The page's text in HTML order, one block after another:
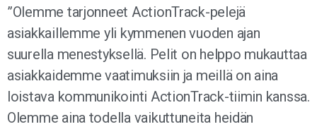
”Olemme tarjonneet ActionTrack-pelejä
asiakkaillemme yli kymmenen vuoden ajan
suurella menestyksellä. Pelit on helppo mukauttaa
asiakkaidemme vaatimuksiin ja meillä on aina
loistava kommunikointi ActionTrack-tiimin kanssa.
Olemme aina todella vaikuttuneita heidän